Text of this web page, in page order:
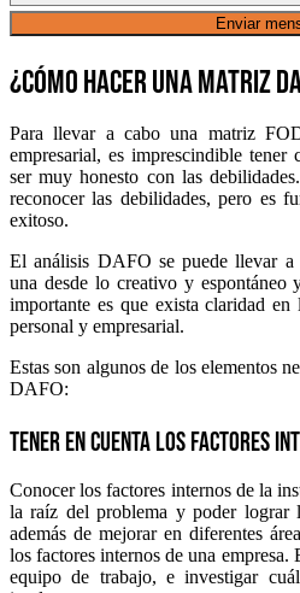
¿Cómo hacer una matriz
Para llevar a cabo una matriz
empresarial, es imprescindible
ser muy honesto con las
reconocer las debilidades, pero es
exitoso.
El análisis DAFO se puede llevar a
una desde lo creativo y espontáneo
importante es que exista claridad
personal y empresarial.
Estas son algunos de los elementos
DAFO:
Tener en cuenta los factores
Conocer los factores internos de la
la raíz del problema y poder lograr
además de mejorar en diferentes
los factores internos de una empresa.
equipo de trabajo, e investigar